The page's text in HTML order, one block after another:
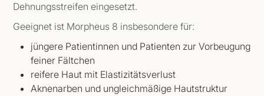
Dehnungsstreifen eingesetzt.
Geeignet ist Morpheus 8 insbesondere für:
jüngere Patientinnen und Patienten zur Vorbeugung
feiner Fältchen
reifere Haut mit Elastizitätsverlust
Aknenarben und ungleichmäßige Hautstruktur